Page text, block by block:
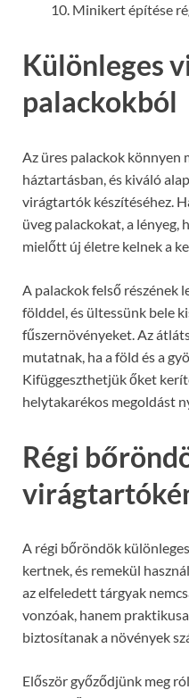
Minikert építése
Különleges
palackokból
Az üres palackok könnyen
háztartásban, és kiváló
virágtartók készítéséhez.
üveg palackokat, a lényeg,
mielőtt új életre kelnek a
A palackok felső részének
földdel, és ültessünk bele
fűszernövényeket. Az
mutatnak, ha a föld és a
Kifüggeszthetjük őket
helytakarékos megoldást
Régi
A régi bőröndök
kertnek, és remekül
az elfeledett tárgyak
vonzóak, hanem
biztosítanak a növények
Először győződjünk meg